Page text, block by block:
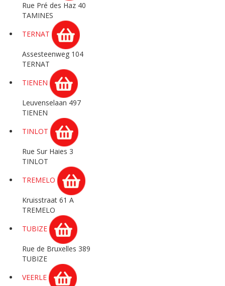
Rue Pré des Haz 40
TAMINES
TERNAT
Assesteenweg 104
TERNAT
TIENEN
Leuvenselaan 497
TIENEN
TINLOT
Rue Sur Haies 3
TINLOT
TREMELO
Kruisstraat 61 A
TREMELO
TUBIZE
Rue de Bruxelles 389
TUBIZE
VEERLE